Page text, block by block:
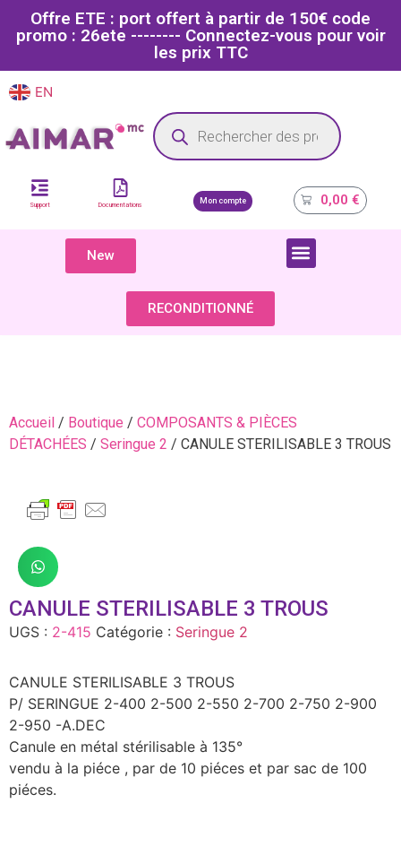
Offre ETE : port offert à partir de 150€ code
promo : 26ete -------- Connectez-vous pour voir
les prix TTC
EN
Site dédié aux professionnels de la santé
Support Documentations
Mon compte 0,00€
New
RECONDITIONNÉ
Accueil / Boutique / COMPOSANTS & PIÈCES
DÉTACHÉES / Seringue 2 / CANULE STERILISABLE 3 TROUS
CANULE STERILISABLE 3 TROUS
UGS : 2-415 Catégorie : Seringue 2
CANULE STERILISABLE 3 TROUS
P/ SERINGUE 2-400 2-500 2-550 2-700 2-750 2-900
2-950 -A.DEC
Canule en métal stérilisable à 135°
vendu à la piéce , par de 10 piéces et par sac de 100
piéces.